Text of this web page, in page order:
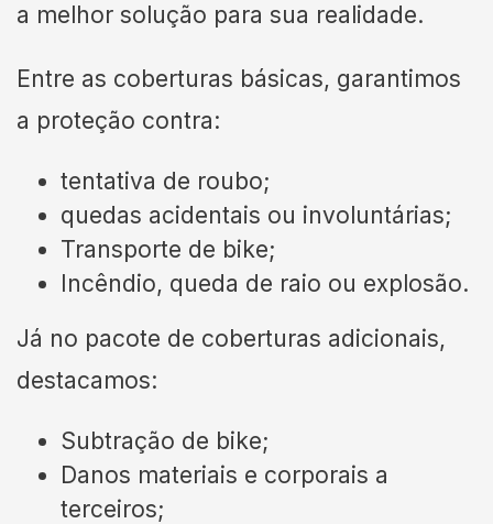
a melhor solução para sua realidade.
Entre as coberturas básicas, garantimos
a proteção contra:
tentativa de roubo;
quedas acidentais ou involuntárias;
Transporte de bike;
Incêndio, queda de raio ou explosão.
Já no pacote de coberturas adicionais,
destacamos:
Subtração de bike;
Danos materiais e corporais a
terceiros;